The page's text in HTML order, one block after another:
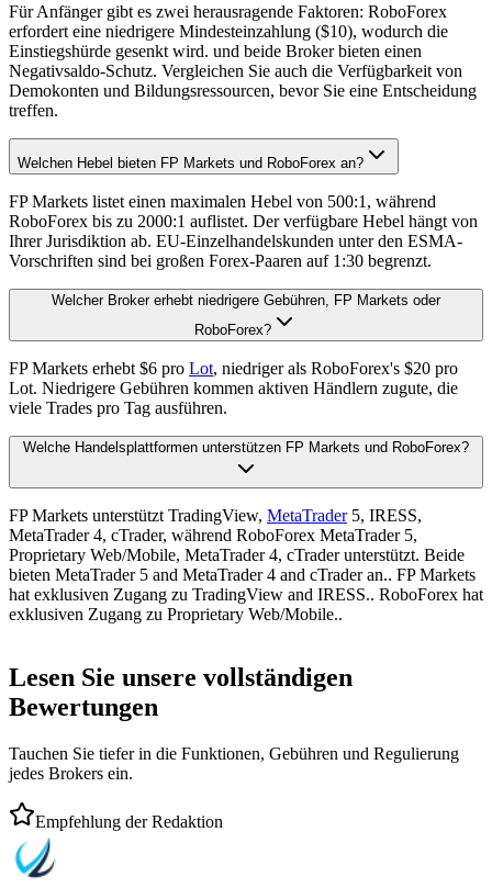
Für Anfänger gibt es zwei herausragende Faktoren: RoboForex
erfordert eine niedrigere Mindesteinzahlung ($10), wodurch die
Einstiegshürde gesenkt wird. und beide Broker bieten einen
Negativsaldo-Schutz. Vergleichen Sie auch die Verfügbarkeit von
Demokonten und Bildungsressourcen, bevor Sie eine Entscheidung
treffen.
Welchen Hebel bieten FP Markets und RoboForex an?
FP Markets listet einen maximalen Hebel von 500:1, während
RoboForex bis zu 2000:1 auflistet. Der verfügbare Hebel hängt von
Ihrer Jurisdiktion ab. EU-Einzelhandelskunden unter den ESMA-
Vorschriften sind bei großen Forex-Paaren auf 1:30 begrenzt.
Welcher Broker erhebt niedrigere Gebühren, FP Markets oder
RoboForex?
FP Markets erhebt $6 pro Lot, niedriger als RoboForex's $20 pro
Lot. Niedrigere Gebühren kommen aktiven Händlern zugute, die
viele Trades pro Tag ausführen.
Welche Handelsplattformen unterstützen FP Markets und RoboForex?
FP Markets unterstützt TradingView, MetaTrader5, IRESS,
MetaTrader 4, cTrader, während RoboForex MetaTrader 5,
Proprietary Web/Mobile, MetaTrader 4, cTrader unterstützt. Beide
bieten MetaTrader 5 and MetaTrader 4 and cTrader an.. FP Markets
hat exklusiven Zugang zu TradingView and IRESS.. RoboForex hat
exklusiven Zugang zu Proprietary Web/Mobile..
Lesen Sie unsere vollständigen
Bewertungen
Tauchen Sie tiefer in die Funktionen, Gebühren und Regulierung
jedes Brokers ein.
Empfehlung der Redaktion